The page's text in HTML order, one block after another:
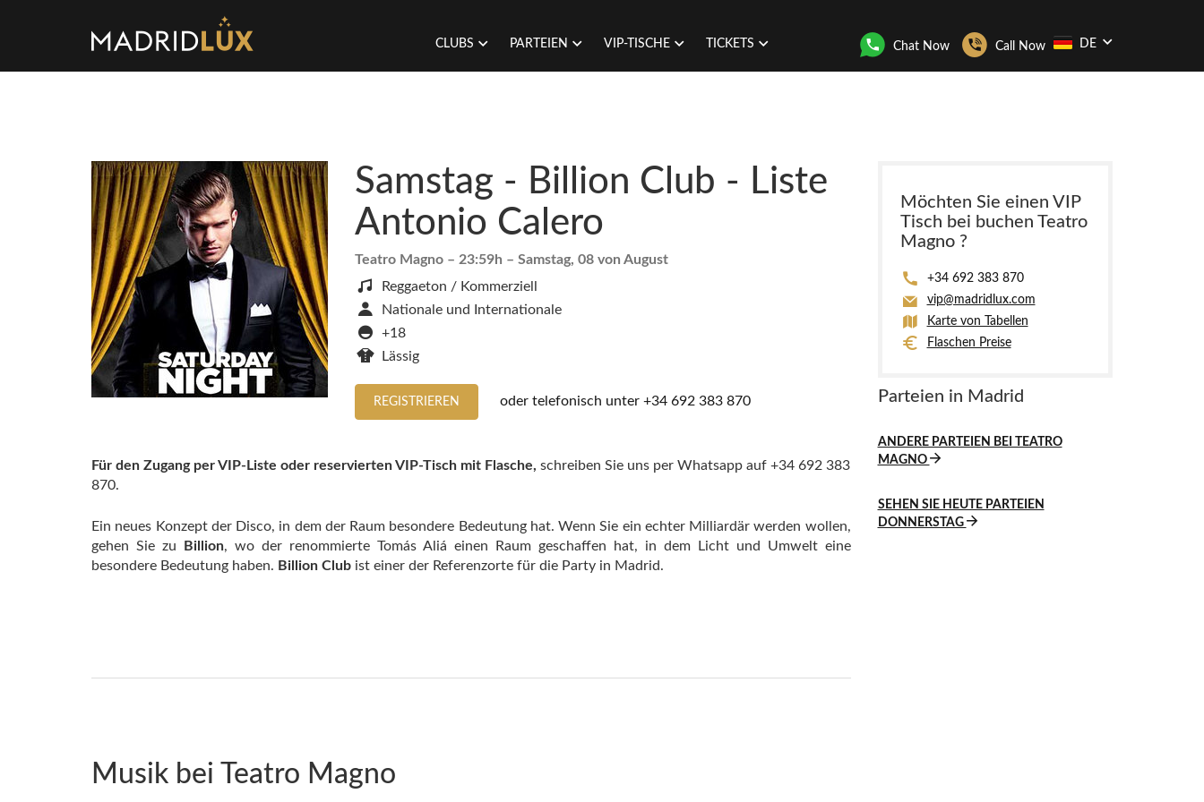
CLUBS PARTEIEN VIP-TISCHE TICKETS Chat Now Call Now DE
Samstag - Billion Club - Liste
Antonio Calero
Teatro Magno – 23:59h – Samstag, 08 von August
Reggaeton / Kommerziell
Nationale und Internationale
+18
Lässig
REGISTRIEREN oder telefonisch unter +34 692 383 870
Für den Zugang per VIP-Liste oder reservierten VIP-Tisch mit Flasche, schreiben Sie uns per Whatsapp auf +34 692 383
870.
Ein neues Konzept der Disco, in dem der Raum besondere Bedeutung hat. Wenn Sie ein echter Milliardär werden wollen,
gehen Sie zu
Billion, wo der renommierte Tomás Aliá einen Raum geschaffen hat, in dem Licht und Umwelt eine
besondere Bedeutung haben. Billion Club ist einer der Referenzorte für die Party in Madrid.
Musik bei Teatro Magno
Möchten Sie einen VIP
Tisch bei buchen Teatro
Magno ?
+34 692 383 870
vip@madridlux.com
Karte von Tabellen
Flaschen Preise
Parteien in Madrid
ANDERE PARTEIEN BEI TEATRO
MAGNO
SEHEN SIE HEUTE PARTEIEN
DONNERSTAG